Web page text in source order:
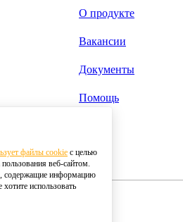
файлы cookie с целью
веб-сайтом.
содержащие информацию
использовать
О продукте
Вакансии
Документы
Помощь